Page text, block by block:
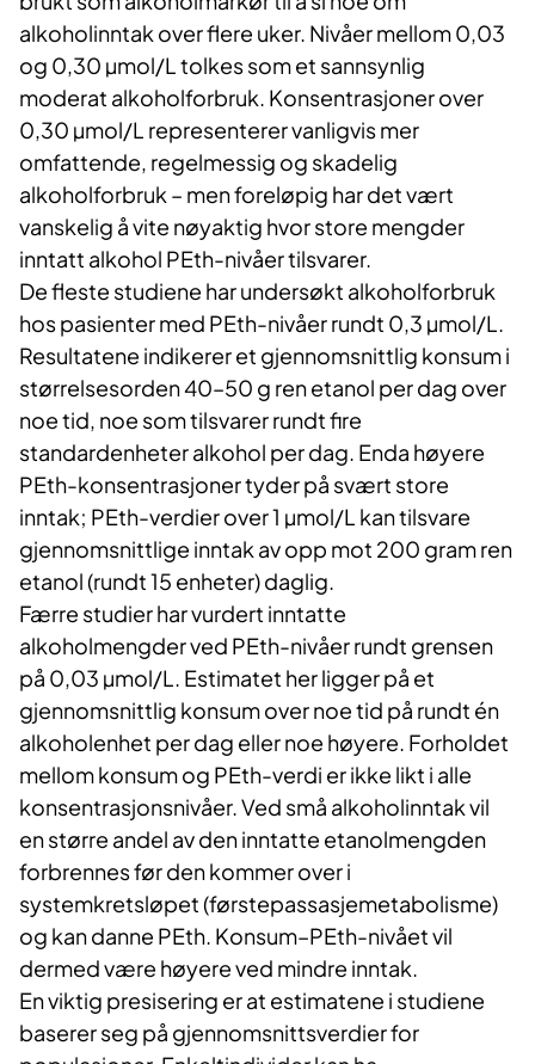
alkoholinntak over flere uker. Nivåer mellom 0,03
og 0,30 µmol/L tolkes som et sannsynlig
moderat alkoholforbruk. Konsentrasjoner over
0,30 µmol/L representerer vanligvis mer
omfattende, regelmessig og skadelig
alkoholforbruk – men foreløpig har det vært
vanskelig å vite nøyaktig hvor store mengder
inntatt alkohol PEth-nivåer tilsvarer.
De fleste studiene har undersøkt alkoholforbruk
hos pasienter med PEth-nivåer rundt 0,3 µmol/L.
Resultatene indikerer et gjennomsnittlig konsum i
størrelsesorden 40–50 g ren etanol per dag over
noe tid, noe som tilsvarer rundt fire
standardenheter alkohol per dag. Enda høyere
PEth-konsentrasjoner tyder på svært store
inntak; PEth-verdier over 1 µmol/L kan tilsvare
gjennomsnittlige inntak av opp mot 200 gram ren
etanol (rundt 15 enheter) daglig.
Færre studier har vurdert inntatte
alkoholmengder ved PEth-nivåer rundt grensen
på 0,03 µmol/L. Estimatet her ligger på et
gjennomsnittlig konsum over noe tid på rundt én
alkoholenhet per dag eller noe høyere. Forholdet
mellom konsum og PEth-verdi er ikke likt i alle
konsentrasjonsnivåer. Ved små alkoholinntak vil
en større andel av den inntatte etanolmengden
forbrennes før den kommer over i
systemkretsløpet (førstepassasjemetabolisme)
og kan danne PEth. Konsum–PEth-nivået vil
dermed være høyere ved mindre inntak.
En viktig presisering er at estimatene i studiene
baserer seg på gjennomsnittsverdier for